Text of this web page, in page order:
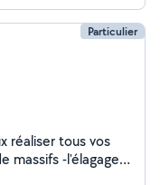
Particulier